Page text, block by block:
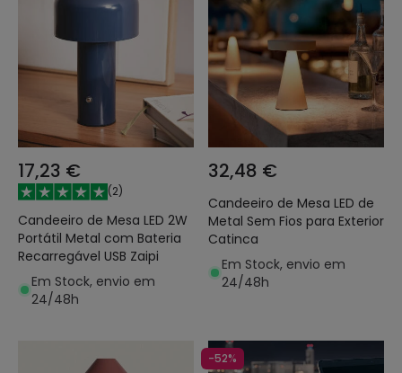
17,23 €
(2)
Candeeiro de Mesa LED 2W
Portátil Metal com Bateria
Recarregável USB Zaipi
Em Stock, envio em
24/48h
32,48 €
Candeeiro de Mesa LED de
Metal Sem Fios para Exterior
Catinca
Em Stock, envio em
24/48h
-52%